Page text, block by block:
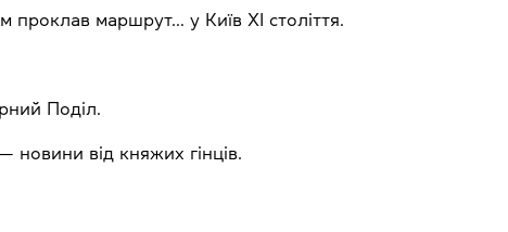
проклав маршрут… у Київ XI століття.
Поділ.
новини від княжих гінців.